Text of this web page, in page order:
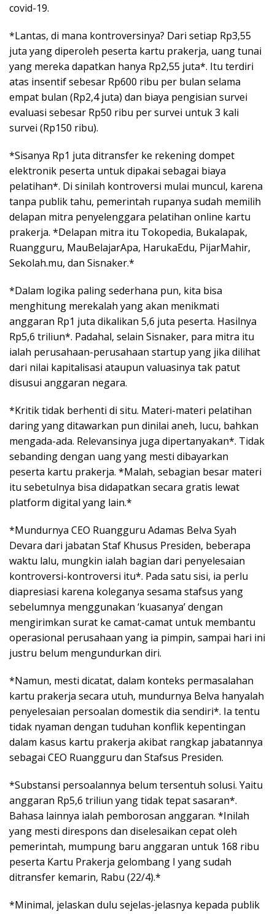
covid-19.
*Lantas, di mana kontroversinya? Dari setiap Rp3,55
juta yang diperoleh peserta kartu prakerja, uang tunai
yang mereka dapatkan hanya Rp2,55 juta*. Itu terdiri
atas insentif sebesar Rp600 ribu per bulan selama
empat bulan (Rp2,4 juta) dan biaya pengisian survei
evaluasi sebesar Rp50 ribu per survei untuk 3 kali
survei (Rp150 ribu).
*Sisanya Rp1 juta ditransfer ke rekening dompet
elektronik peserta untuk dipakai sebagai biaya
pelatihan*. Di sinilah kontroversi mulai muncul, karena
tanpa publik tahu, pemerintah rupanya sudah memilih
delapan mitra penyelenggara pelatihan online kartu
prakerja. *Delapan mitra itu Tokopedia, Bukalapak,
Ruangguru, MauBelajarApa, HarukaEdu, PijarMahir,
Sekolah.mu, dan Sisnaker.*
*Dalam logika paling sederhana pun, kita bisa
menghitung merekalah yang akan menikmati
anggaran Rp1 juta dikalikan 5,6 juta peserta. Hasilnya
Rp5,6 triliun*. Padahal, selain Sisnaker, para mitra itu
ialah perusahaan-perusahaan startup yang jika dilihat
dari nilai kapitalisasi ataupun valuasinya tak patut
disusui anggaran negara.
*Kritik tidak berhenti di situ. Materi-materi pelatihan
daring yang ditawarkan pun dinilai aneh, lucu, bahkan
mengada-ada. Relevansinya juga dipertanyakan*. Tidak
sebanding dengan uang yang mesti dibayarkan
peserta kartu prakerja. *Malah, sebagian besar materi
itu sebetulnya bisa didapatkan secara gratis lewat
platform digital yang lain.*
*Mundurnya CEO Ruangguru Adamas Belva Syah
Devara dari jabatan Staf Khusus Presiden, beberapa
waktu lalu, mungkin ialah bagian dari penyelesaian
kontroversi-kontroversi itu*. Pada satu sisi, ia perlu
diapresiasi karena koleganya sesama stafsus yang
sebelumnya menggunakan ‘kuasanya’ dengan
mengirimkan surat ke camat-camat untuk membantu
operasional perusahaan yang ia pimpin, sampai hari ini
justru belum mengundurkan diri.
*Namun, mesti dicatat, dalam konteks permasalahan
kartu prakerja secara utuh, mundurnya Belva hanyalah
penyelesaian persoalan domestik dia sendiri*. Ia tentu
tidak nyaman dengan tuduhan konflik kepentingan
dalam kasus kartu prakerja akibat rangkap jabatannya
sebagai CEO Ruangguru dan Stafsus Presiden.
*Substansi persoalannya belum tersentuh solusi. Yaitu
anggaran Rp5,6 triliun yang tidak tepat sasaran*.
Bahasa lainnya ialah pemborosan anggaran. *Inilah
yang mesti direspons dan diselesaikan cepat oleh
pemerintah, mumpung baru anggaran untuk 168 ribu
peserta Kartu Prakerja gelombang I yang sudah
ditransfer kemarin, Rabu (22/4).*
*Minimal, jelaskan dulu sejelas-jelasnya kepada publik